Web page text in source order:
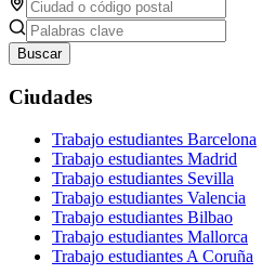
Buscar
Ciudades
Trabajo estudiantes Barcelona
Trabajo estudiantes Madrid
Trabajo estudiantes Sevilla
Trabajo estudiantes Valencia
Trabajo estudiantes Bilbao
Trabajo estudiantes Mallorca
Trabajo estudiantes A Coruña